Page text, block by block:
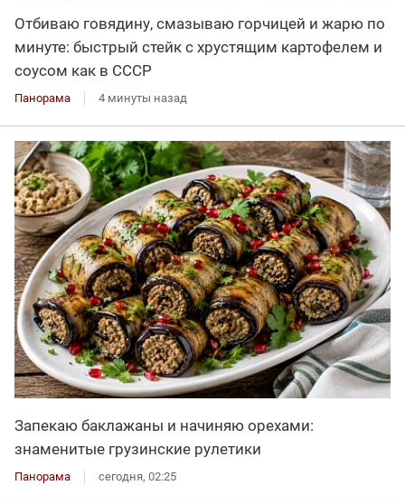
Отбиваю говядину, смазываю горчицей и жарю по
минуте: быстрый стейк с хрустящим картофелем и
соусом как в СССР
Панорама 4 минуты назад
Запекаю баклажаны и начиняю орехами:
знаменитые грузинские рулетики
Панорама сегодня, 02:25